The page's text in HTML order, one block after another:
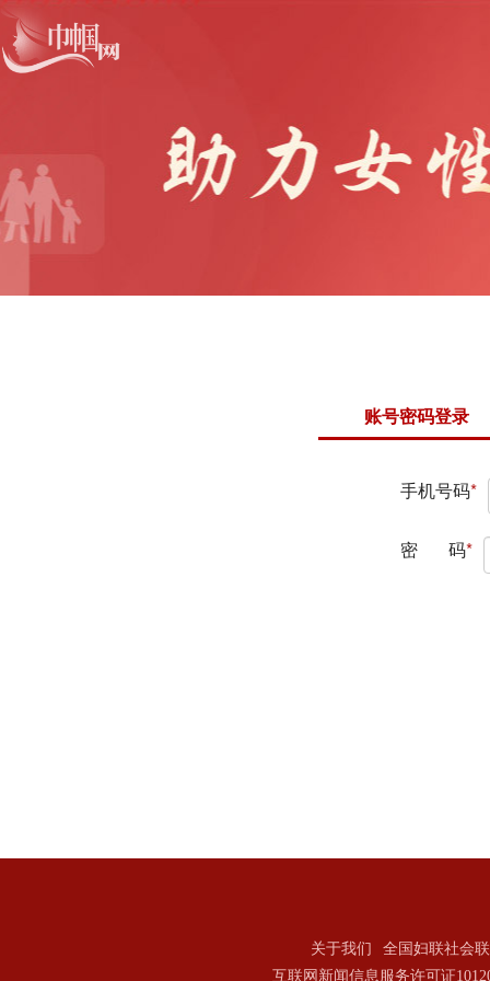
关于我们
全国妇联社会
互联网新闻信息服务许可证